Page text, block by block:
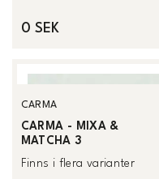
0 SEK
CARMA
CARMA - MIXA &
MATCHA 3
Finns i flera varianter